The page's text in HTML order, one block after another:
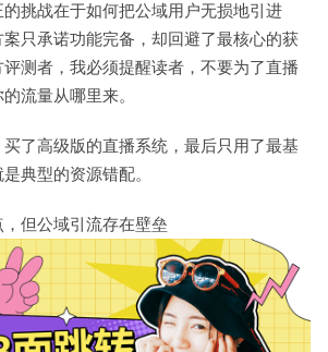
挑战在于如何把公域用户无损地引进
只承诺功能完备，却回避了最核心的获
测者，我必须提醒读者，不要为了直播
流量从哪里来。
了高级版的直播系统，最后只用了最基
典型的资源错配。
但公域引流存在壁垒